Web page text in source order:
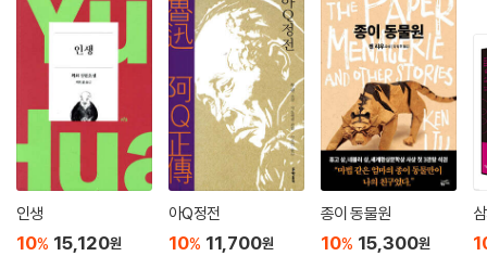
람들은 그의 《습유기》를 즐겨 읽었다.
목차를 보면 《습유기》는 역사책을 닮았다. 시대별로 배열된 점이 그렇고
왕의 연호를 따르고 있는 점도 그렇다. 마지막 10권은 산을 박물지처럼 언
급해서 《습유명산기(拾遺名山記)》라고도 한다. 1권에서 4권까지는 삼
황오제부터 주(周) 무왕(武王), 영왕(靈王), 목왕(穆王), 연(燕) 소왕
(昭王), 진시황(秦始皇), 한(漢) 무제(武帝), 성제(成帝), 애제(哀帝)
등 신선술을 좋아했던 왕들이 나오고, 5권에서 9권은 학자와 귀족의 일화
가 주로 나온다. 그중에서 지금 읽기에도 신선하고 흥미롭거나 인생에 도
움이 될 만한 이야기를 발췌해 보았다. 독자들이 신화시대를 이해하기 쉽
인생
10% 15,120원
아Q정전
10% 11,700원
종이 동물원
10% 15,300원